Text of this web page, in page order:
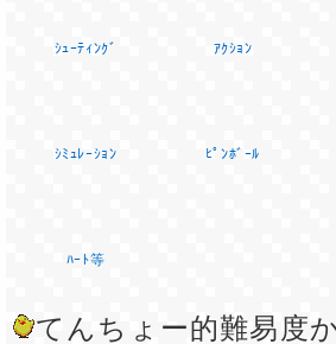
ｼｭｰﾃｨﾝｸﾞ ｱｸｼｮﾝ
ｼﾐｭﾚｰｼｮﾝ ﾋﾟﾝﾎﾞｰﾙ
ﾊｰﾄ等
てんちょー的難易度